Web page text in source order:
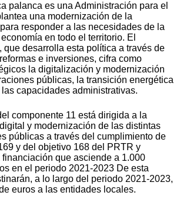
palanca es una Administración para el
una modernización de la
responder a las necesidades de la
en todo el territorio. El
que desarrolla esta política a través de
e inversiones, cifra como
la digitalización y modernización
públicas, la transición energética
capacidades administrativas.
componente 11 está dirigida a la
y modernización de las distintas
públicas a través del cumplimiento de
y del objetivo 168 del PRTR y
que asciende a 1.000
en el periodo 2021-2023 De esta
a lo largo del periodo 2021-2023,
euros a las entidades locales.